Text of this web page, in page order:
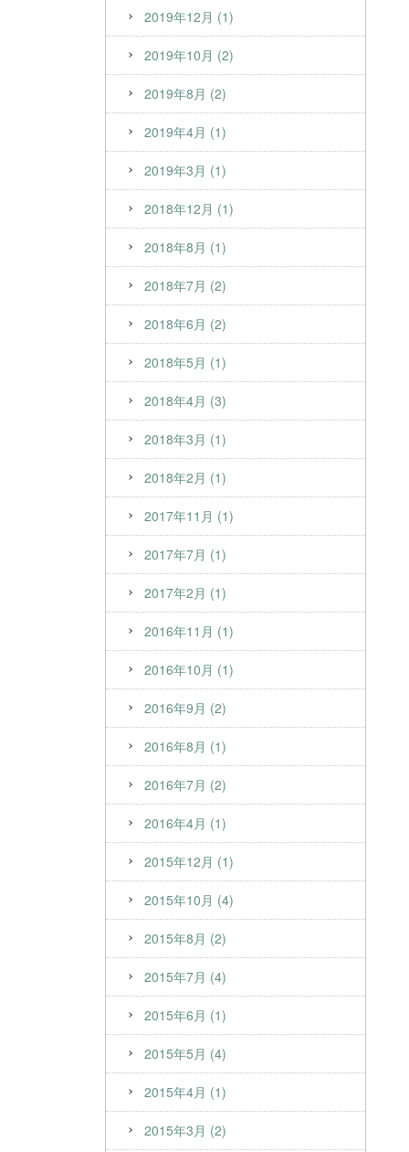
2019年12月 (1)
2019年10月 (2)
2019年8月 (2)
2019年4月 (1)
2019年3月 (1)
2018年12月 (1)
2018年8月 (1)
2018年7月 (2)
2018年6月 (2)
2018年5月 (1)
2018年4月 (3)
2018年3月 (1)
2018年2月 (1)
2017年11月 (1)
2017年7月 (1)
2017年2月 (1)
2016年11月 (1)
2016年10月 (1)
2016年9月 (2)
2016年8月 (1)
2016年7月 (2)
2016年4月 (1)
2015年12月 (1)
2015年10月 (4)
2015年8月 (2)
2015年7月 (4)
2015年6月 (1)
2015年5月 (4)
2015年4月 (1)
2015年3月 (2)